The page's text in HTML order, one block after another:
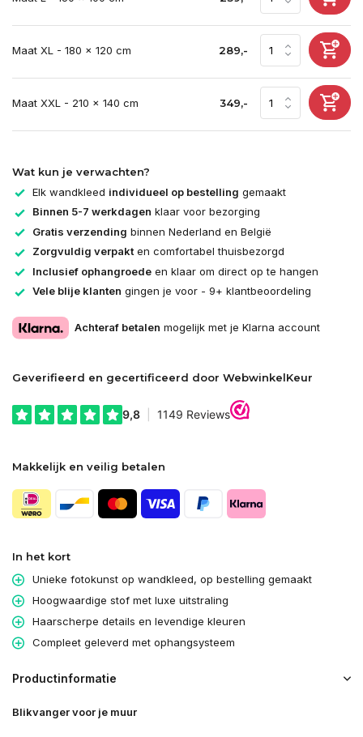
Maat XL - 180 x 120 cm 289,-
Maat XXL - 210 x 140 cm 349,-
Wat kun je verwachten?
Elk wandkleed individueel op bestelling gemaakt
Binnen 5-7 werkdagen klaar voor bezorging
Gratis verzending binnen Nederland en België
Zorgvuldig verpakten comfortabel thuisbezorgd
Inclusief ophangroede en klaar om direct op te hangen
Vele blije klanten gingen je voor - 9+ klantbeoordeling
Achteraf betalen mogelijk met je Klarna account
Geverifieerd en gecertificeerd door WebwinkelKeur
Makkelijk en veilig betalen
In het kort
Unieke fotokunst op wandkleed, op bestelling gemaakt
Hoogwaardige stof met luxe uitstraling
Haarscherpe details en levendige kleuren
Compleet geleverd met ophangsysteem
Productinformatie
Blikvanger voor je muur